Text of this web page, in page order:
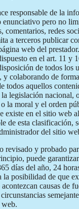
responsable de la
enunciativo pero no
comentarios, redes
a terceros publicar
web del
en el art. 11 y
de todos los
y colaborando de
todos aquellos
legislación nacional,
la moral y el orden
existe en el sitio web
de esta clasificación,
del sitio
revisado y probado
puede
días del año, 24
la posibilidad de que
causas de
web.